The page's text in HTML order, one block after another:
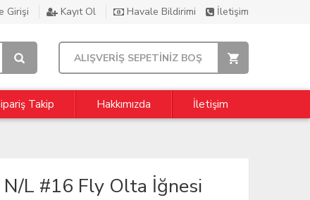
Girişi Kayıt Ol Havale Bildirimi İletişim
ALIŞVERİŞ SEPETİNİZ BOŞ
Takip Hakkımızda İletişim
L #16 Fly Olta İğnesi